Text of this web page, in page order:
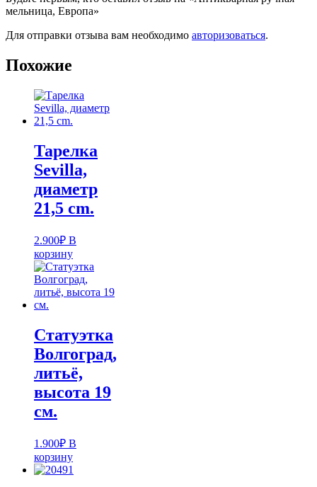
мельница, Европа»
Для отправки отзыва вам необходимо авторизоваться.
Похожие
Тарелка
Sevilla,
диаметр
21,5 cm.
2.900₽ В
корзину
Статуэтка
Волгоград,
литьё,
высота 19
см.
1.900₽ В
корзину